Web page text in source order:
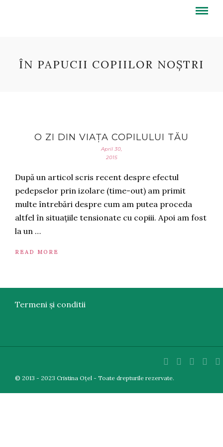
ÎN PAPUCII COPIILOR NOȘTRI
O ZI DIN VIAȚA COPILULUI TĂU
April 30,
2015
După un articol scris recent despre efectul
pedepselor prin izolare (time-out) am primit
multe întrebări despre cum am putea proceda
altfel în situațiile tensionate cu copiii. Apoi am fost
la un …
READ MORE
Termeni și conditii
© 2013 - 2023 Cristina Oțel - Toate drepturile rezervate.